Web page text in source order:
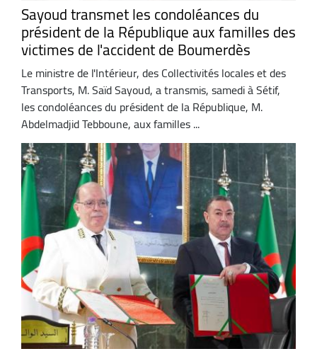
Sayoud transmet les condoléances du
président de la République aux familles des
victimes de l'accident de Boumerdès
Le ministre de l'Intérieur, des Collectivités locales et des
Transports, M. Saïd Sayoud, a transmis, samedi à Sétif,
les condoléances du président de la République, M.
Abdelmadjid Tebboune, aux familles ...